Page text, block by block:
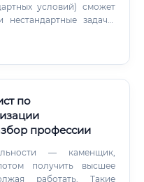
условий) сможет
задачи:
ИИ пока не может
по
профессии
— каменщик,
получить высшее
работать. Такие